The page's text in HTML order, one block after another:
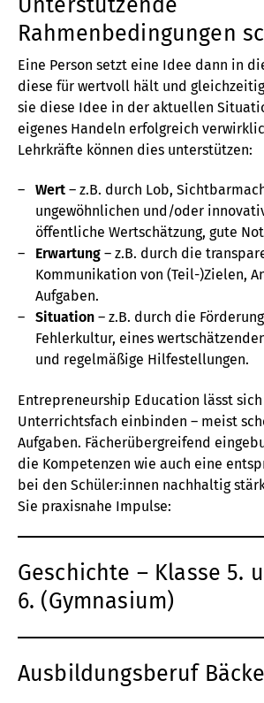
Rahmenbedingungen
Eine Person setzt eine Idee dann in
diese für wertvoll hält und
sie diese Idee in der aktuellen
eigenes Handeln erfolgreich
Lehrkräfte können dies unterstützen:
Wert – z.B. durch Lob,
ungewöhnlichen und/oder
öffentliche Wertschätzung, gute
Erwartung – z.B. durch die
Kommunikation von (Teil-)Zielen,
Aufgaben.
Situation – z.B. durch die
Fehlerkultur, eines
und regelmäßige Hilfestellungen.
Entrepreneurship Education lässt
Unterrichtsfach einbinden – meist
Aufgaben. Fächerübergreifend
die Kompetenzen wie auch eine
bei den Schüler:innen nachhaltig
Sie praxisnahe Impulse:
Geschichte – Klasse 5.
6. (Gymnasium)
Ausbildungsberuf